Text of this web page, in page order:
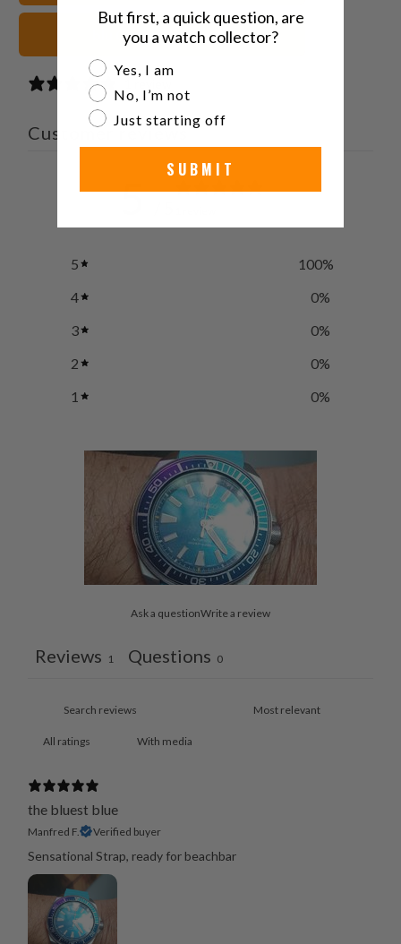
blu Cinturini orologio
Customer reviews
5
5 100%
4
0%
3
0%
2
0%
1
0%
Ask a questionWrite a review
Reviews 1 Questions 0
With media
the bluest blue
Manfred F. Verified buyer
Sensational Strap, ready for beachbar
But first, a quick question, are
you a watch collector?
Are you a watch collector?
Yes, I am
No, I’m not
Just starting off
SUBMIT